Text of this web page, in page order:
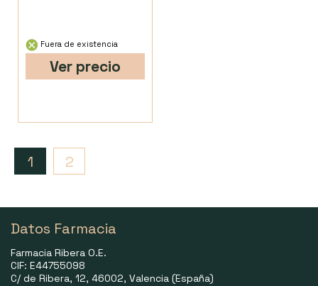
Fuera de existencia
Ver precio
1 2
Datos Farmacia
Farmacia Ribera O.E.
CIF: E44755098
C/ de Ribera, 12, 46002, Valencia (España)